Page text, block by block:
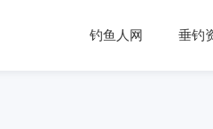
钓鱼人网 垂钓